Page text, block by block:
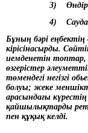
3)
4)
Бұның бәрі
кірісінасырды.
иемденетін
өзгерістер
төмендегі негізгі
болуы; жеке
арасындағы
қайшылықтарды
пен құқық келді.